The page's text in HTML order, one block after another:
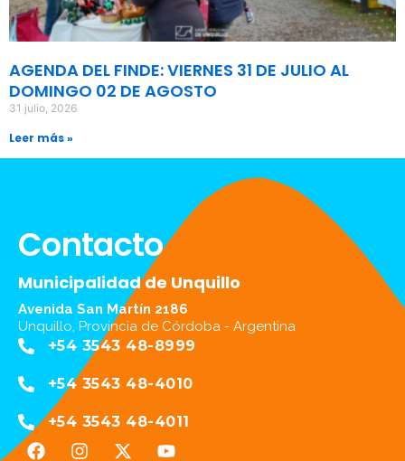
AGENDA DEL FINDE: VIERNES 31 DE JULIO AL
DOMINGO 02 DE AGOSTO
31 julio, 2026
Leer más »
Contacto
Municipalidad de Unquillo
Avenida San Martín 2186
Unquillo, Provincia de Córdoba - Argentina
+54 3543 48-8999
+54 3543 48-4010
+54 3543 48-4011
F I X Y